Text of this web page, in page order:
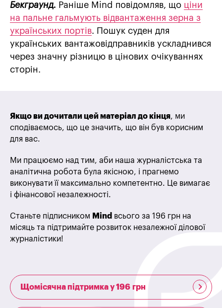
Бекграунд. Раніше Mind повідомляв, що ціни
на пальне гальмують відвантаження зерна з
українських портів. Пошук суден для
українських вантажовідправників ускладнився
через значну різницю в цінових очікуваннях
сторін.
Якщо ви дочитали цей матеріал до кінця, ми
сподіваємось, що це значить, що він був корисним
для вас.
Ми працюємо над тим, аби наша журналістська та
аналітична робота була якісною, і прагнемо
виконувати її максимально компетентно. Це вимагає
і фінансової незалежності.
Станьте підписником Mind всього за 196 грн на
місяць та підтримайте розвиток незалежної ділової
журналістики!
Щомісячна підтримка у 196 грн